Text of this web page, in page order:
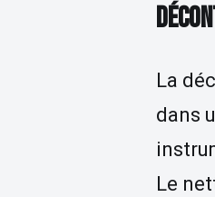
La
dans
Le